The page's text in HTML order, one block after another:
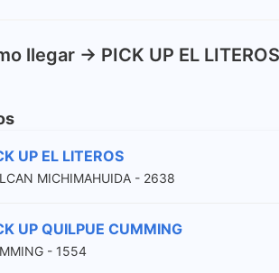
llegar -> PICK UP EL LITEROS
UP EL LITEROS
MICHIMAHUIDA - 2638
UP QUILPUE CUMMING
- 1554